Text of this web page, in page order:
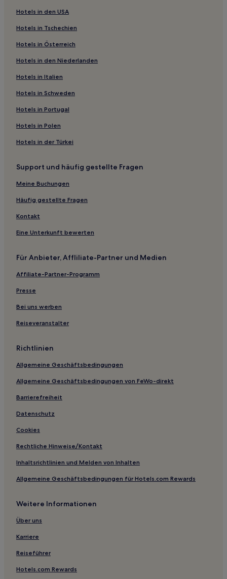
Landkreis Kronach: Hotels
Schammelsdorf Hotels
Erlach Hotels
Hofheim in Unterfranken Hotels
Birnbaum Hotels
Hotels nahe Frankenweg
Viereth Hotels
Landkreis Schweinfurt: Hotels
Coburg Hotels
Staffelstein Hotels
Geroldsgrüner Forst Hotels
Hotels nahe Bahnhof Marktschorgast
Hotels nahe Plassenburg
Friedrichsthal Hotels
Hotels nahe Bahnhof Meeder
Landkreis Hof: Hotels
Hotels nahe Ostsee in Bad Staffelstein
Mark Hotels
Hotels nahe Jean-Paul-Museum
Landkreis Lichtenfels: Hotels
Wachenroth Hotels
Goldkronacher Forst Hotels
Bad Steben Hotels
Sulzfelder Forst Hotels
Stollbergerforst Hotels
Türkelstein Hotels
Haßberge: Hotels
Hotels nahe Bahnhof Baunach
Gößweinstein Hotels
Mistelgau Hotels
Friesen Hotels
Geisberger Forst Hotels
Landkreis Bamberg: Hotels
Hotels in den USA
Hotels in Tschechien
Hotels in Österreich
Hotels in den Niederlanden
Hotels in Italien
Hotels in Schweden
Hotels in Portugal
Hotels in Polen
Hotels in der Türkei
Support und häufig gestellte Fragen
Meine Buchungen
Häufig gestellte Fragen
Kontakt
Eine Unterkunft bewerten
Für Anbieter, Affliliate-Partner und Medien
Affiliate-Partner-Programm
Presse
Bei uns werben
Reiseveranstalter
Richtlinien
Allgemeine Geschäftsbedingungen
Allgemeine Geschäftsbedingungen von FeWo-direkt
Barrierefreiheit
Datenschutz
Cookies
Rechtliche Hinweise/Kontakt
Inhaltsrichtlinien und Melden von Inhalten
Allgemeine Geschäftsbedingungen für Hotels.com Rewards
Weitere Informationen
Über uns
Karriere
Reiseführer
Hotels.com Rewards